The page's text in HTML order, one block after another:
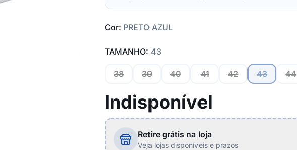
Cor: PRETO AZUL
TAMANHO: 43
38 39 40 41 42 43 44
Indisponível
Retire grátis na loja
Veja lojas disponíveis e prazos